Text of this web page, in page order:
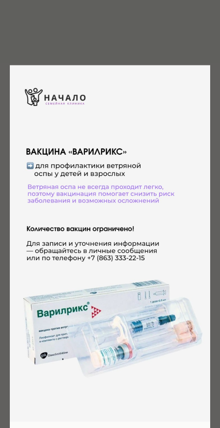
Атопический дерматит у детей: что
действительно помогает контролировать
дискомфорт. Давайте более подробно рассмотрим эту проблему.
Пищевая аллергия или непереносимость: как
отличить и что делать родителям?
Мигрень — это неврологическое заболевание, характеризующееся